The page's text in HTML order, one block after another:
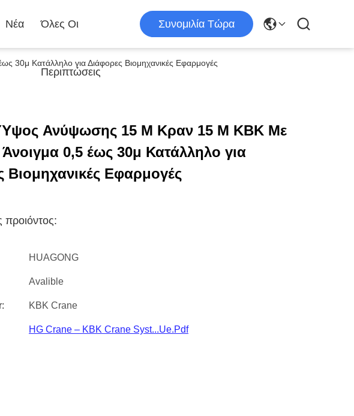
Νέα Όλες Οι
Περιπτώσεις
Συνομιλία Τώρα
Κατάλληλο για Διάφορες Βιομηχανικές Εφαρμογές
Ύψος Ανύψωσης 15 Μ Κραν 15 Μ KBK Με
Άνοιγμα 0,5 έως 30μ Κατάλληλο για
Βιομηχανικές Εφαρμογές
προιόντος:
HUAGONG
Avalible
KBK Crane
HG Crane – KBK Crane Syst...ue.pdf